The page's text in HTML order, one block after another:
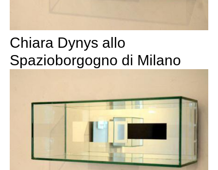
Chiara Dynys allo
Spazioborgogno di Milano